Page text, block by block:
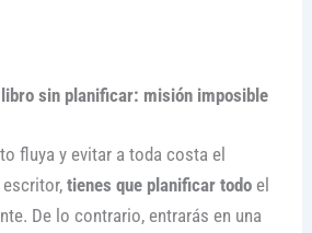
sin planificar: misión imposible
fluya y evitar a toda costa el
tienes que planificar todoel
De lo contrario, entrarás en una